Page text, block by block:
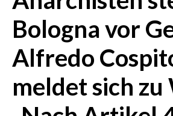
CRONACA
MONDO
POLITICA
Bologna vor
Alfredo
meldet sich